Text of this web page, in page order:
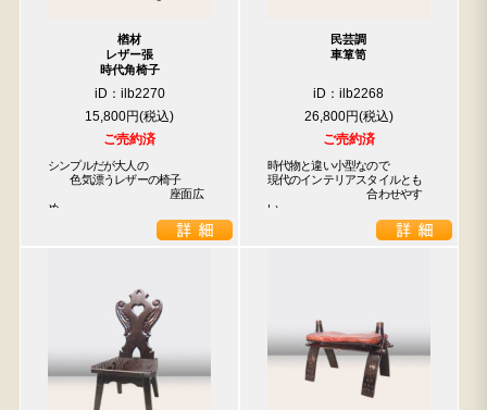
楢材
レザー張
時代角椅子
iD：ilb2270
15,800円
ご売約済
シンプルだが大人の
色気漂うレザーの椅子
座面広
め
民芸調
車箪笥
iD：ilb2268
26,800円
ご売約済
時代物と違い小型なので
現代のインテリアスタイルとも
合わせやす
い